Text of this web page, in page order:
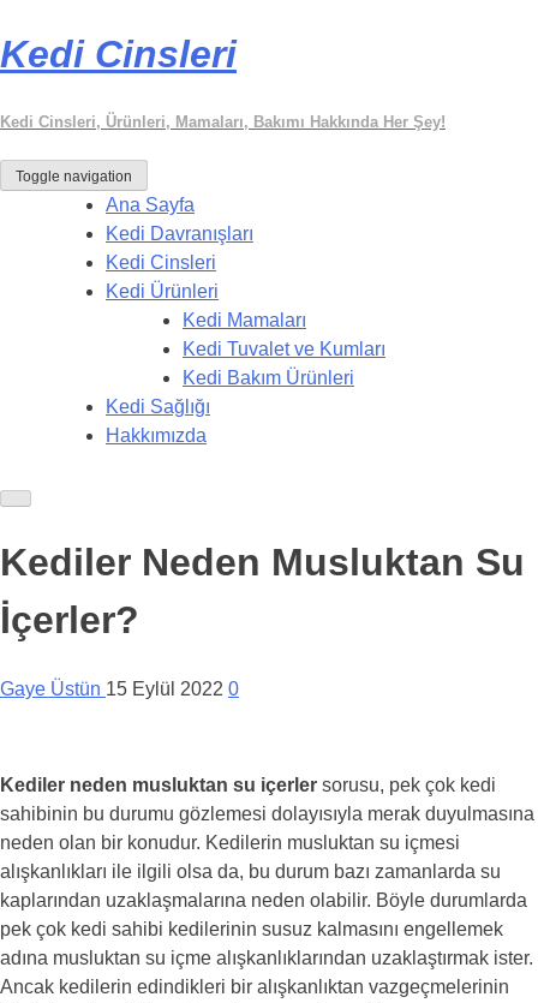
Kedi Cinsleri
Kedi Cinsleri, Ürünleri, Mamaları, Bakımı Hakkında Her Şey!
Toggle navigation
Ana Sayfa
Kedi Davranışları
Kedi Cinsleri
Kedi Ürünleri
Kedi Mamaları
Kedi Tuvalet ve Kumları
Kedi Bakım Ürünleri
Kedi Sağlığı
Hakkımızda
Kediler Neden Musluktan Su
İçerler?
Gaye Üstün 15 Eylül 2022 0
Kediler neden musluktan su içerler sorusu, pek çok kedi
sahibinin bu durumu gözlemesi dolayısıyla merak duyulmasına
neden olan bir konudur. Kedilerin musluktan su içmesi
alışkanlıkları ile ilgili olsa da, bu durum bazı zamanlarda su
kaplarından uzaklaşmalarına neden olabilir. Böyle durumlarda
pek çok kedi sahibi kedilerinin susuz kalmasını engellemek
adına musluktan su içme alışkanlıklarından uzaklaştırmak ister.
Ancak kedilerin edindikleri bir alışkanlıktan vazgeçmelerinin